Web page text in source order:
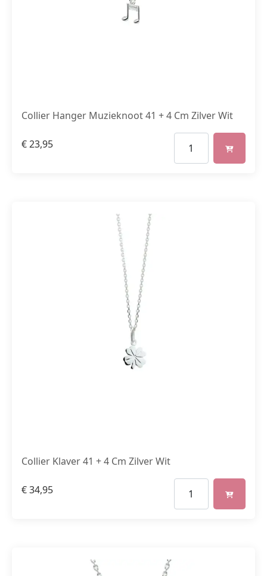
Collier Hanger Muzieknoot 41 + 4 Cm Zilver Wit
€23,95
Collier Klaver 41 + 4 Cm Zilver Wit
€34,95